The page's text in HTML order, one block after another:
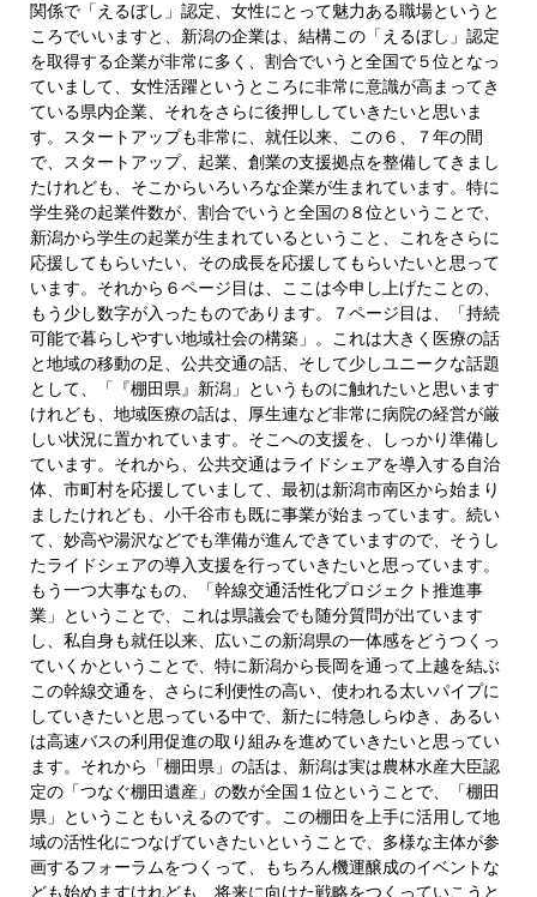
関係で「えるぼし」認定、女性にとって魅力ある職場というと
ころでいいますと、新潟の企業は、結構この「えるぼし」認定
を取得する企業が非常に多く、割合でいうと全国で５位となっ
ていまして、女性活躍というところに非常に意識が高まってき
ている県内企業、それをさらに後押ししていきたいと思いま
す。スタートアップも非常に、就任以来、この６、７年の間
で、スタートアップ、起業、創業の支援拠点を整備してきまし
たけれども、そこからいろいろな企業が生まれています。特に
学生発の起業件数が、割合でいうと全国の８位ということで、
新潟から学生の起業が生まれているということ、これをさらに
応援してもらいたい、その成長を応援してもらいたいと思って
います。それから６ページ目は、ここは今申し上げたことの、
もう少し数字が入ったものであります。７ページ目は、「持続
可能で暮らしやすい地域社会の構築」。これは大きく医療の話
と地域の移動の足、公共交通の話、そして少しユニークな話題
として、「『棚田県』新潟」というものに触れたいと思います
けれども、地域医療の話は、厚生連など非常に病院の経営が厳
しい状況に置かれています。そこへの支援を、しっかり準備し
ています。それから、公共交通はライドシェアを導入する自治
体、市町村を応援していまして、最初は新潟市南区から始まり
ましたけれども、小千谷市も既に事業が始まっています。続い
て、妙高や湯沢などでも準備が進んできていますので、そうし
たライドシェアの導入支援を行っていきたいと思っています。
もう一つ大事なもの、「幹線交通活性化プロジェクト推進事
業」ということで、これは県議会でも随分質問が出ています
し、私自身も就任以来、広いこの新潟県の一体感をどうつくっ
ていくかということで、特に新潟から長岡を通って上越を結ぶ
この幹線交通を、さらに利便性の高い、使われる太いパイプに
していきたいと思っている中で、新たに特急しらゆき、あるい
は高速バスの利用促進の取り組みを進めていきたいと思ってい
ます。それから「棚田県」の話は、新潟は実は農林水産大臣認
定の「つなぐ棚田遺産」の数が全国１位ということで、「棚田
県」ということもいえるのです。この棚田を上手に活用して地
域の活性化につなげていきたいということで、多様な主体が参
画するフォーラムをつくって、もちろん機運醸成のイベントな
ども始めますけれども、将来に向けた戦略をつくっていこうと